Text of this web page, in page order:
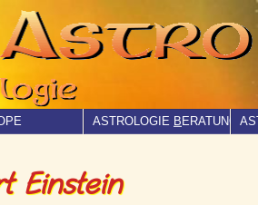
ASTROLOGIE B ERATUNG
Einstein